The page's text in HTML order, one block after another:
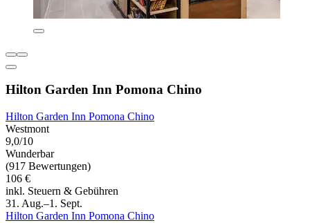
Hilton Garden Inn Pomona Chino
Hilton Garden Inn Pomona Chino
Westmont
9,0/10
Wunderbar
(917 Bewertungen)
106 €
inkl. Steuern & Gebühren
31. Aug.–1. Sept.
Hilton Garden Inn Pomona Chino